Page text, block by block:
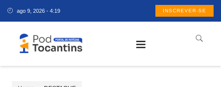
ago 9, 2026 - 4:19 INSCREVER-SE